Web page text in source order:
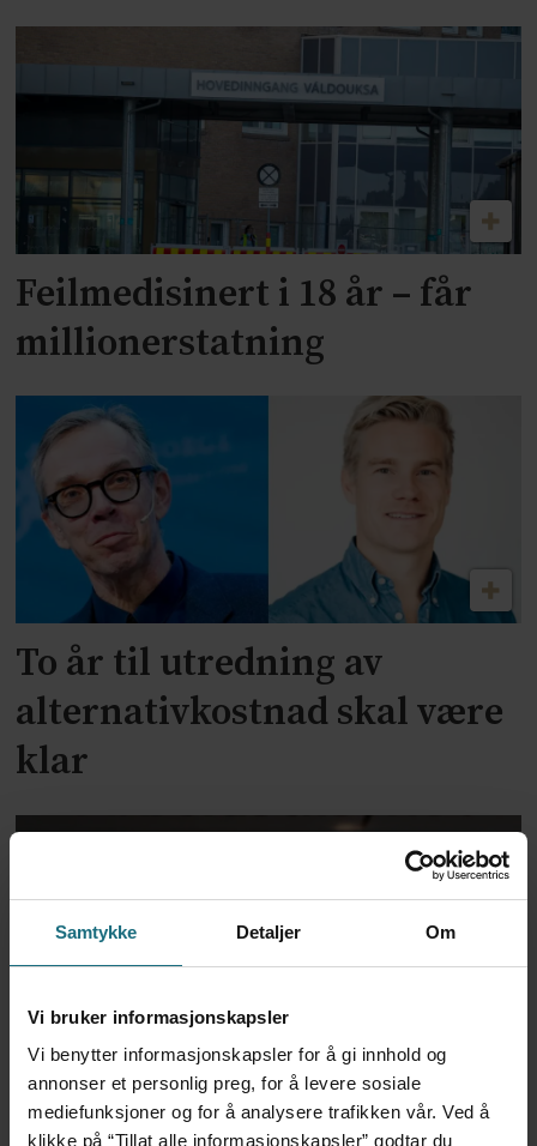
Samtykke Detaljer Om
Vi bruker informasjonskapsler
Vi benytter informasjonskapsler for å gi innhold og
annonser et personlig preg, for å levere sosiale
mediefunksjoner og for å analysere trafikken vår. Ved å
klikke på “Tillat alle informasjonskapsler” godtar du
Feilmedisinert i 18 år – får
millionerstatning
To år til utredning av
alternativkostnad skal være
klar
Voldshendelser på jobb:
Helse- og sosialtjenestene